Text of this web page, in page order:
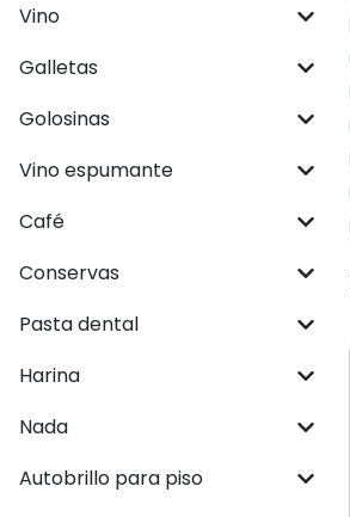
Vino
Galletas
Golosinas
Vino espumante
Café
Conservas
Pasta dental
Harina
Nada
Autobrillo para piso